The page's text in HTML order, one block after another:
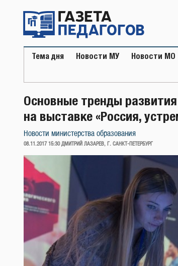
содержимому
Тема дня Новости МУ Новости МО
Основные тренды
на выставке «Россия,
Новости министерства образования
ОПУБЛИКОВАНО
08.11.2017 15:30 ДМИТРИЙ ЛАЗАРЕВ, Г. САНКТ-ПЕТЕРБУРГ